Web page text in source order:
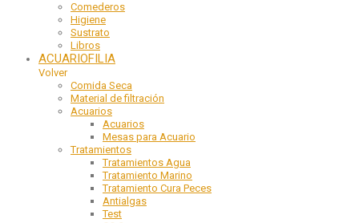
Comederos
Higiene
Sustrato
Libros
ACUARIOFILIA
Volver
Comida Seca
Material de filtración
Acuarios
Acuarios
Mesas para Acuario
Tratamientos
Tratamientos Agua
Tratamiento Marino
Tratamiento Cura Peces
Antialgas
Test